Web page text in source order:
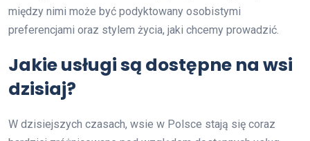
między nimi może być podyktowany osobistymi
preferencjami oraz stylem życia, jaki chcemy prowadzić.
Jakie usługi są dostępne na wsi
dzisiaj?
W dzisiejszych czasach, wsie w Polsce stają się coraz